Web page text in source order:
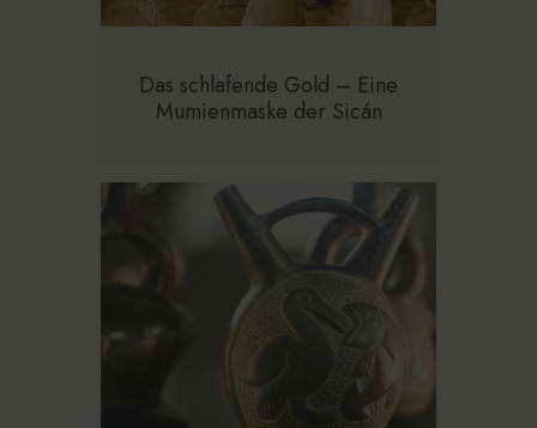
Das schlafende Gold – Eine
Mumienmaske der Sicán